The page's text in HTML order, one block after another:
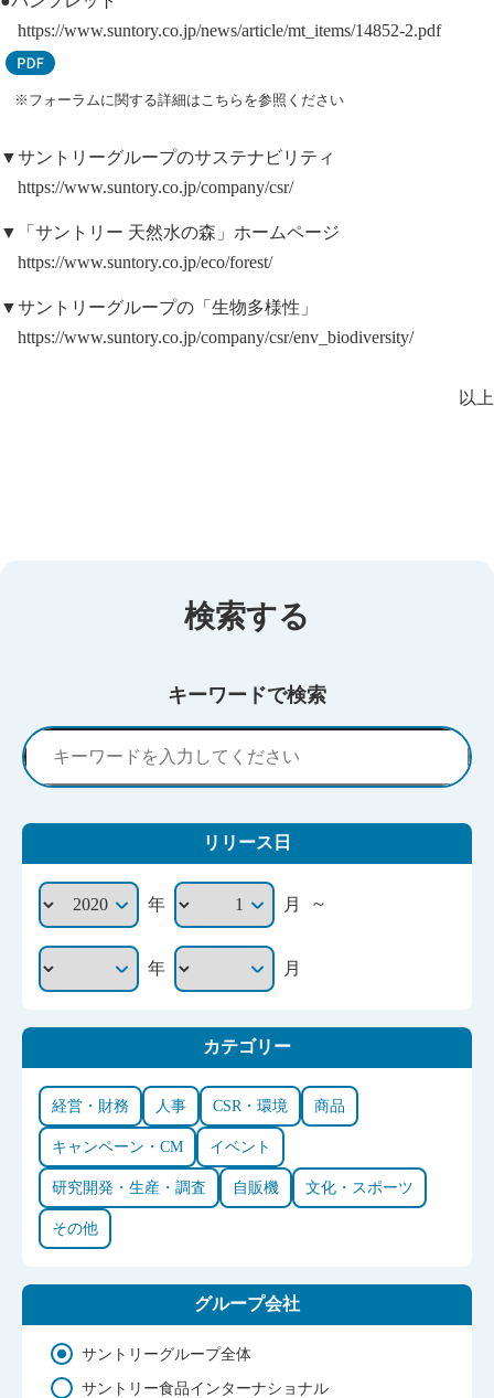
https://www.suntory.co.jp/news/article/mt_items/14852-2.pdf
※フォーラムに関する詳細はこちらを参照ください
▼サントリーグループのサステナビリティ
https://www.suntory.co.jp/company/csr/
▼「サントリー 天然水の森」ホームページ
https://www.suntory.co.jp/eco/forest/
▼サントリーグループの「生物多様性」
https://www.suntory.co.jp/company/csr/env_biodiversity/
以上
検索する
キーワードで検索
リリース日
年 月 ～
年 月
カテゴリー
経営・財務 人事 CSR・環境 商品
キャンペーン・CM イベント
研究開発・生産・調査 自販機 文化・スポーツ
その他
グループ会社
サントリーグループ全体
サントリー食品インターナショナル